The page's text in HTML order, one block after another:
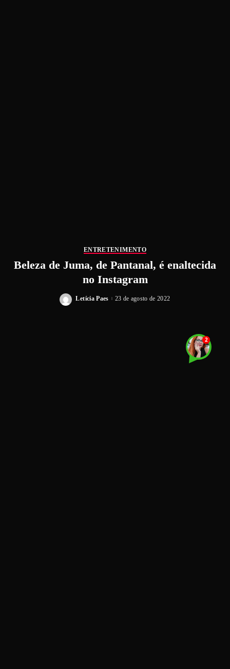
ENTRETENIMENTO
Beleza de Juma, de Pantanal, é enaltecida
no Instagram
Letícia Paes 23 de agosto de 2022